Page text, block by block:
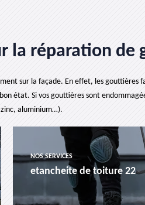
la réparation de
sur la façade. En effet, les gouttières
état. Si vos gouttières sont
aluminium…).
NOS SERVICES
etancheite de toiture 22